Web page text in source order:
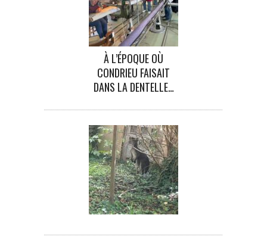
À L’ÉPOQUE OÙ
CONDRIEU FAISAIT
DANS LA DENTELLE…